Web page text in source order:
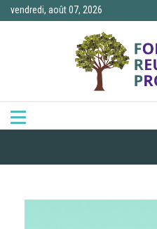
vendredi, août 07, 2026